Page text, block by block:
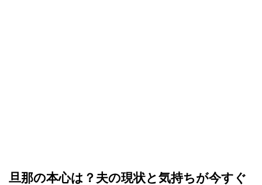
旦那の本心は？夫の現状と気持ちが今すぐ